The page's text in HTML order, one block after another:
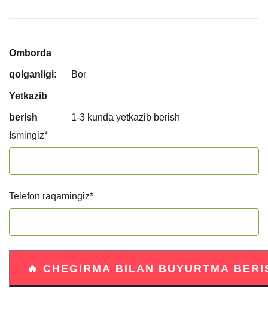
Omborda
qolganligi: Bor
Yetkazib
berish
1-3 kunda yetkazib berish
Ismingiz*
Telefon raqamingiz*